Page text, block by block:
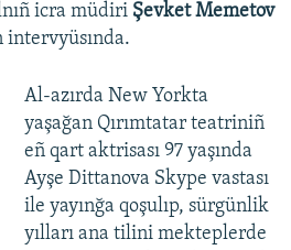
icra müdiri Şevket Memetov
intervyüsında.
Al-azırda New Yorkta
yaşağan Qırımtatar teatriniñ
eñ qart aktrisası 97 yaşında
Ayşe Dittanova Skype vastası
ile yayınğa qoşulıp, sürgünlik
yılları ana tilini mekteplerde